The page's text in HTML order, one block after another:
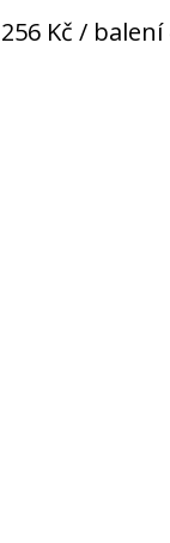
256 Kč / balení